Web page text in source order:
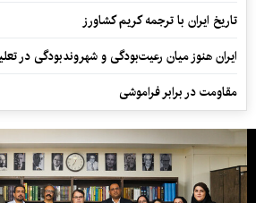
تاریخ ایران با ترجمه کریم کشاورز
ایران هنوز میان رعیت‌بودگی و شهروندبودگی در
مقاومت در برابر فراموشی